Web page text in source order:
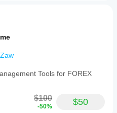
Tools for FOREX
$100
-50% $50